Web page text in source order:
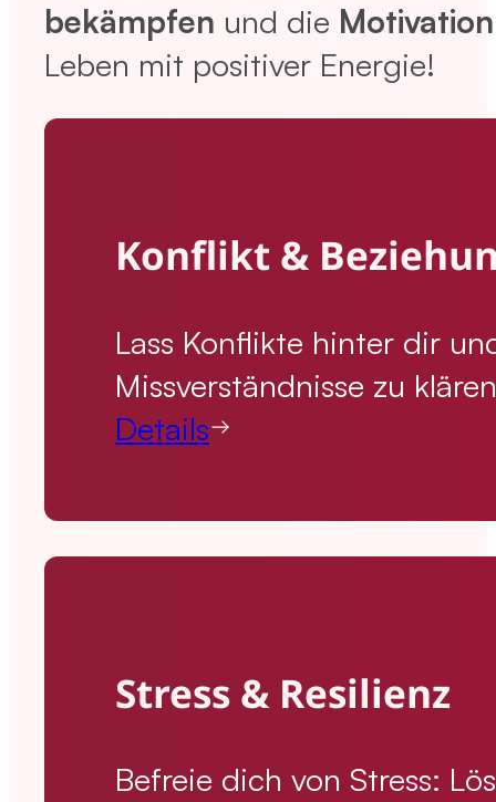
bekämpfen und die
Leben mit positiver Energie!
Konflikt &
Lass Konflikte hinter dir
Missverständnisse zu
Details
Stress & Resilienz
Befreie dich von Stress: